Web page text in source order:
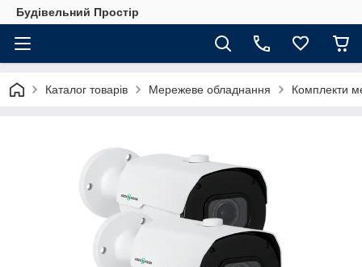
Будівельний Простір
Каталог товарів Мережеве обладнання Комплекти